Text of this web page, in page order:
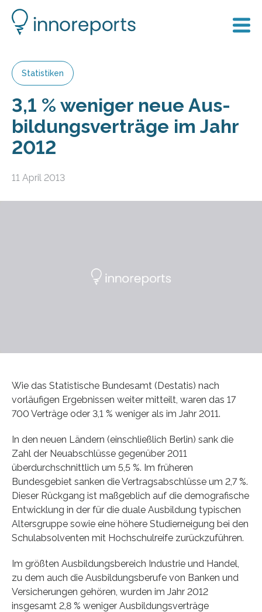
Statistiken
3,1 % weni­ger neue Aus­
bildungs­verträge im Jahr
2012
11 April 2013
Wie das Statistische Bundesamt (Destatis) nach
vorläufigen Ergebnissen weiter mitteilt, waren das 17
700 Verträge oder 3,1 % weniger als im Jahr 2011.
In den neuen Ländern (einschließlich Berlin) sank die
Zahl der Neuabschlüsse gegenüber 2011
überdurchschnittlich um 5,5 %. Im früheren
Bundesgebiet sanken die Vertragsabschlüsse um 2,7 %.
Dieser Rückgang ist maßgeblich auf die demografische
Entwicklung in der für die duale Ausbildung typischen
Altersgruppe sowie eine höhere Studierneigung bei den
Schulabsolventen mit Hochschulreife zurückzuführen.
Im größten Ausbildungsbereich Industrie und Handel,
zu dem auch die Ausbildungsberufe von Banken und
Versicherungen gehören, wurden im Jahr 2012
insgesamt 2,8 % weniger Ausbildungsverträge